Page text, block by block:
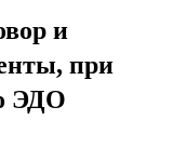
и
при
ЭДО